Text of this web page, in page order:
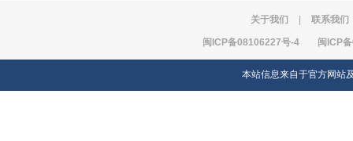
关于我们 联系我们
闽ICP备08106227号-4 闽ICP
本站信息来自于官方网站